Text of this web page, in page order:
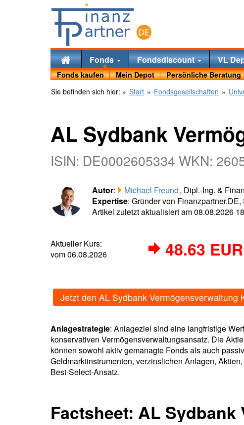
Fonds Fondsdiscount VL
Fonds kaufen Mein Depot Persönliche Beratung
Sie befinden sich hier: » Start » Fondsgesellschaften »
AL Sydbank
ISIN: DE0002605334 WKN:
Autor: Michael Freund, Dipl.-Ing. &
Expertise: Gründer von
Artikel zuletzt aktualisiert am 08.08.2026
Aktueller Kurs:
vom 06.08.2026
48.63 EUR
Jetzt den AL Sydbank
Anlagestrategie: Anlageziel sind eine langfristige
konservativen Vermögensverwaltungsansatz. Die
können sowohl aktiv gemanagte Fonds als auch
Geldmarktinstrumenten, verzinslichen Anlagen,
Best-Select-Ansatz.
Factsheet: AL